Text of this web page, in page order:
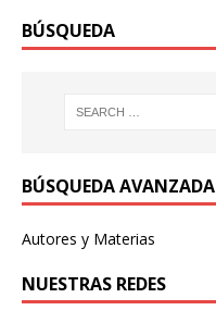
BÚSQUEDA
BÚSQUEDA AVANZADA
Autores y Materias
NUESTRAS REDES